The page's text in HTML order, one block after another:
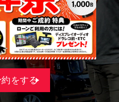
をする